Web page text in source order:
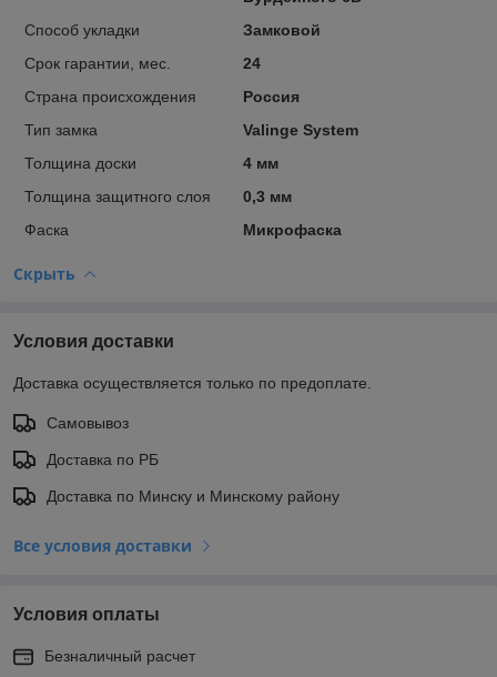
Способ укладки
Замковой
Срок гарантии, мес.
24
Страна происхождения
Россия
Тип замка
Valinge System
Толщина доски
4 мм
Толщина защитного слоя
0,3 мм
Фаска
Микрофаска
Скрыть
Условия доставки
Доставка осуществляется только по предоплате.
Самовывоз
Доставка по РБ
Доставка по Минску и Минскому району
Все условия доставки
Условия оплаты
Безналичный расчет